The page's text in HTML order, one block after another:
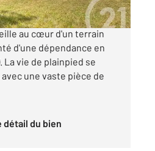
maison entièrement
au cœur d'un terrain
d'une dépendance en
vie de plainpied se
une vaste pièce de
détail du bien